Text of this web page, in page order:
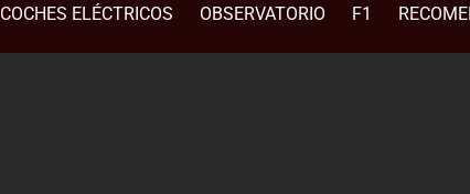
COCHES ELÉCTRICOS OBSERVATORIO F1